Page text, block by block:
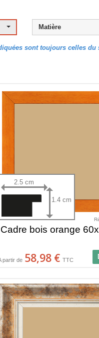
Matière
sont toujours celles
2.5 cm
1.4 cm
Cadre bois orange
partir de 58,98 € TTC